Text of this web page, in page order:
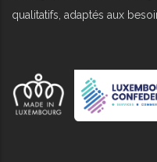
qualitatifs, adaptés aux